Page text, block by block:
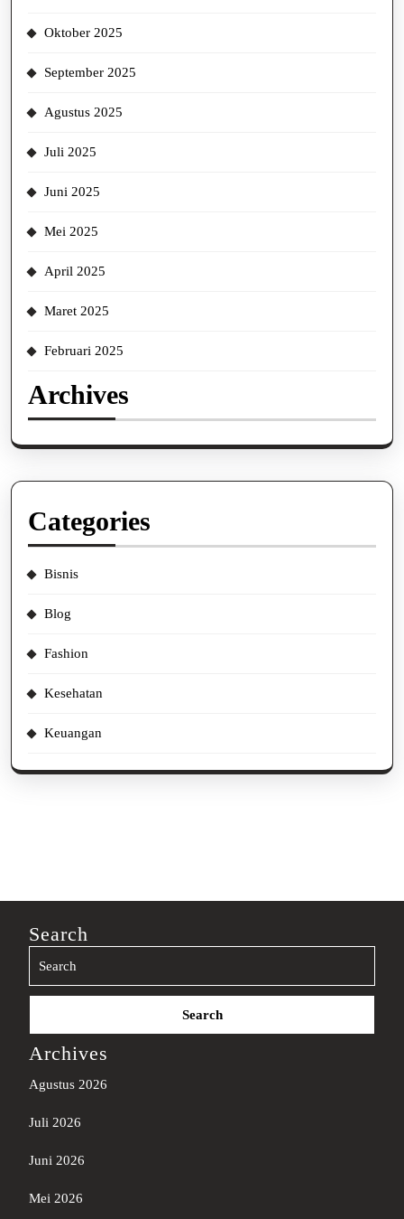
Oktober 2025
September 2025
Agustus 2025
Juli 2025
Juni 2025
Mei 2025
April 2025
Maret 2025
Februari 2025
Archives
Categories
Bisnis
Blog
Fashion
Kesehatan
Keuangan
Search
Search
Archives
Agustus 2026
Juli 2026
Juni 2026
Mei 2026